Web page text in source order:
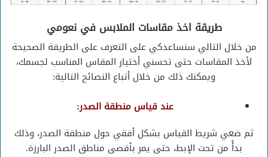
طريقة اخذ مقاسات الملابس في نعومي
من خلال التالي سنساعدكي على التعرف على الطريقة الصحيحة
لأخذ المقاسات حتى تحسني أختيار المقاس المناسب لجسمك،
ويمكنك ذلك من خلال أتباع النصائح التالية:
عند قياس منطقة الصدر:
ثم ضعي شريط القياس بشكل أفقي حول منطقة الصدر، وذلك
بدأً من تحت الإبط، حتى يمر بأقصى مناطق الصدر البارزة.